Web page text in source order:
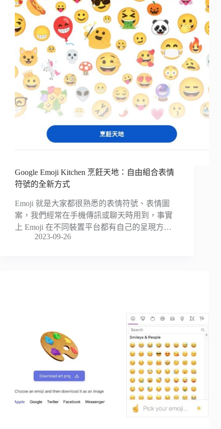
Google Emoji Kitchen 烹飪天地：自由組合表情
符號的全新方式
Emoji 就是大家都很熟悉的表情符號、表情圖
案，我們經常在手機傳訊或聊天時用到，事實
上 Emoji 在不同裝置平台都有自己的呈現方…
2023-09-26